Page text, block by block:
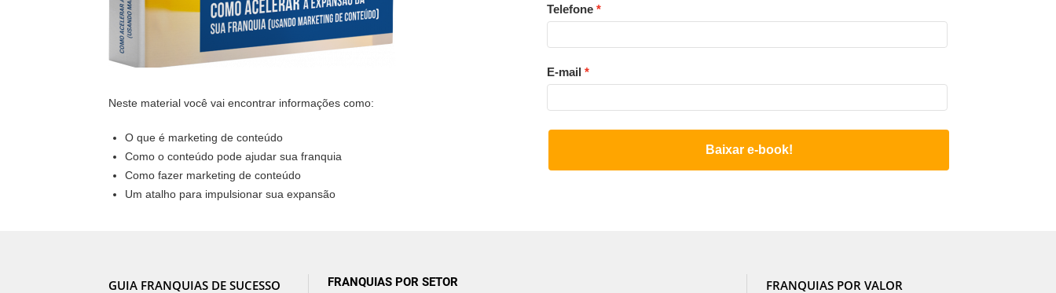
Neste material você vai encontrar informações como:
O que é marketing de conteúdo
Como o conteúdo pode ajudar sua franquia
Como fazer marketing de conteúdo
Um atalho para impulsionar sua expansão
Telefone
E-mail
Baixar e-book!
GUIA FRANQUIAS DE SUCESSO FRANQUIAS POR SETOR FRANQUIAS POR VALOR